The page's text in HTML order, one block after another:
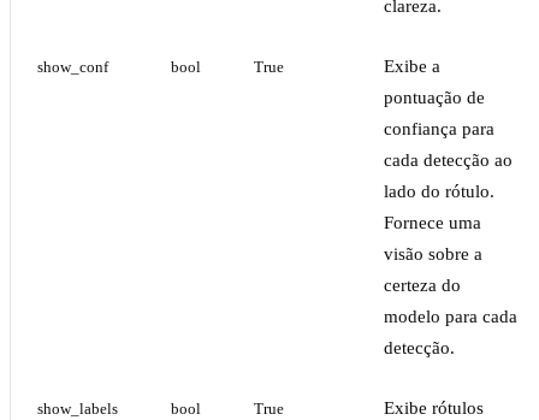
clareza.
show_conf bool True
Exibe a
pontuação de
confiança para
cada detecção ao
lado do rótulo.
Fornece uma
visão sobre a
certeza do
modelo para cada
detecção.
show_labels bool True
Exibe rótulos